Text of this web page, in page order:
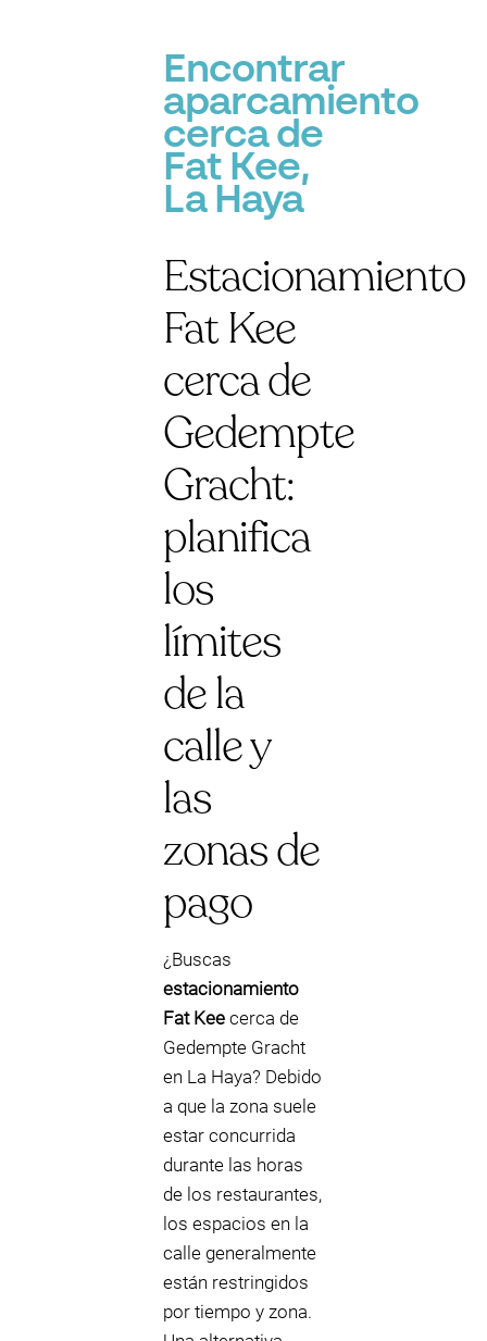
Encontrar
aparcamiento
cerca de
Fat Kee,
La Haya
Estacionamiento
Fat Kee
cerca de
Gedempte
Gracht:
planifica
los
límites
de la
calle y
las
zonas de
pago
¿Buscas
estacionamiento
Fat Kee cerca de
Gedempte Gracht
en La Haya? Debido
a que la zona suele
estar concurrida
durante las horas
de los restaurantes,
los espacios en la
calle generalmente
están restringidos
por tiempo y zona.